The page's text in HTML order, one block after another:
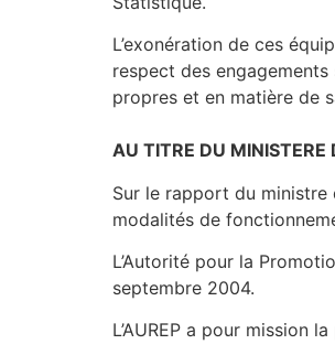
L’exonération de ces
respect des
propres et en matière de
AU TITRE DU MINISTERE
Sur le rapport du ministre
modalités de
L’Autorité pour la
septembre 2004.
L’AUREP a pour mission